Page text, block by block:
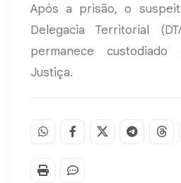
Após a prisão, o
Delegacia Territorial (DT/
permanece
Justiça.